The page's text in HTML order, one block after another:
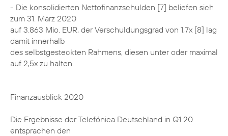
- Die konsolidierten Nettofinanzschulden [7] beliefen sich
zum 31. März 2020
auf 3.863 Mio. EUR, der Verschuldungsgrad von 1,7x [8] lag
damit innerhalb
des selbstgesteckten Rahmens, diesen unter oder maximal
auf 2,5x zu halten.
Finanzausblick 2020
Die Ergebnisse der Telefónica Deutschland in Q1 20
entsprachen den